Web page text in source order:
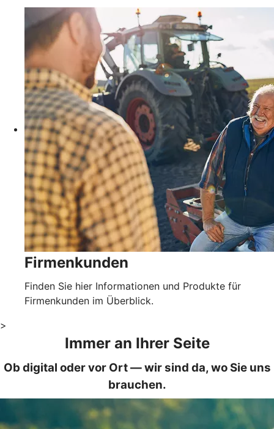
Firmenkunden
Finden Sie hier Informationen und Produkte für
Firmenkunden im Überblick.
>
Immer an Ihrer Seite
Ob digital oder vor Ort — wir sind da, wo Sie uns
brauchen.